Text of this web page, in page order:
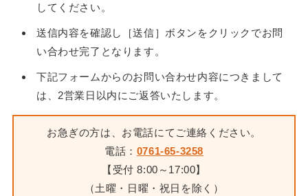
戒名（法名）の追加彫り
お問い合わせ
してください。
送信内容を確認し［送信］ボタンをクリックでお問
い合わせ完了となります。
下記フォームからのお問い合わせ内容につきまして
は、2営業日以内にご返答いたします。
お急ぎの方は、お電話にてご連絡ください。
電話： 0761-65-3258
【受付 8:00～17:00】
（土曜・日曜・祝日を除く）